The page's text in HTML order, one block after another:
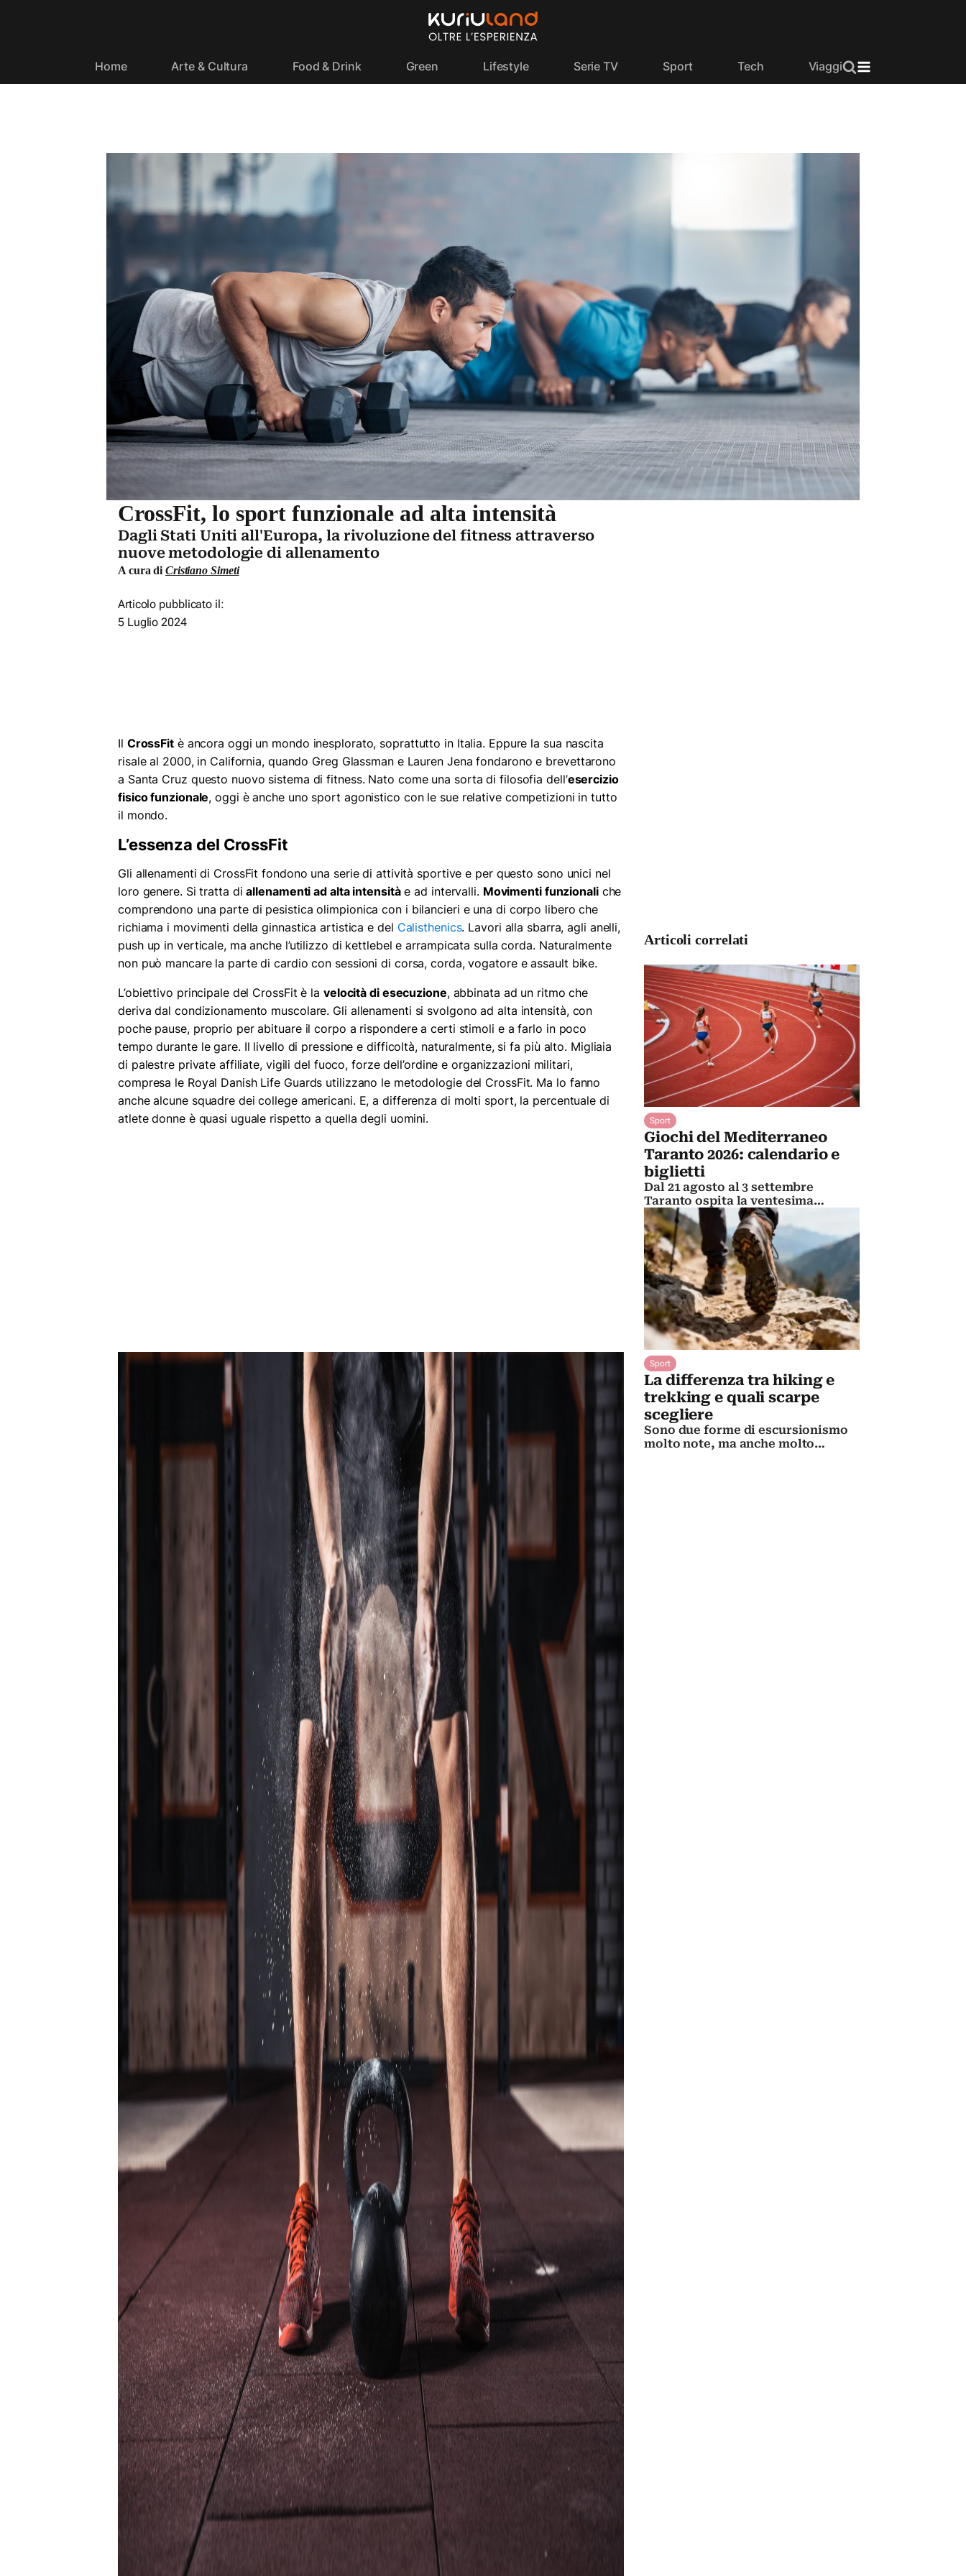
Home Arte & Cultura Food & Drink Green Lifestyle Serie TV Sport Tech Viaggi
CrossFit, lo sport funzionale ad alta intensità
Dagli Stati Uniti all'Europa, la rivoluzione del fitness attraverso
nuove metodologie di allenamento
A cura di Cristiano Simeti
Articolo pubblicato il:
5 Luglio 2024
Il CrossFitè ancora oggi un mondo inesplorato, soprattutto in Italia. Eppure la sua nascita
risale al 2000, in California, quando Greg Glassman e Lauren Jena fondarono e brevettarono
a Santa Cruz questo nuovo sistema di fitness. Nato come una sorta di filosofia dell’esercizio
fisico funzionale, oggi è anche uno sport agonistico con le sue relative competizioni in tutto
il mondo.
L’essenza del CrossFit
Gli allenamenti di CrossFit fondono una serie di attività sportive e per questo sono unici nel
loro genere. Si tratta diallenamenti ad alta intensitàe ad intervalli. Movimenti funzionaliche
comprendono una parte di pesistica olimpionica con i bilancieri e una di corpo libero che
richiama i movimenti della ginnastica artistica e del Calisthenics. Lavori alla sbarra, agli anelli,
push up in verticale, ma anche l’utilizzo di kettlebel e arrampicata sulla corda. Naturalmente
non può mancare la parte di cardio con sessioni di corsa, corda, vogatore e assault bike.
L’obiettivo principale del CrossFit è la velocità di esecuzione, abbinata ad un ritmo che
deriva dal condizionamento muscolare. Gli allenamenti si svolgono ad alta intensità, con
poche pause, proprio per abituare il corpo a rispondere a certi stimoli e a farlo in poco
tempo durante le gare. Il livello di pressione e difficoltà, naturalmente, si fa più alto. Migliaia
di palestre private affiliate, vigili del fuoco, forze dell’ordine e organizzazioni militari,
compresa le Royal Danish Life Guards utilizzano le metodologie del CrossFit. Ma lo fanno
anche alcune squadre dei college americani. E, a differenza di molti sport, la percentuale di
atlete donne è quasi uguale rispetto a quella degli uomini.
Articoli correlati
Sport
Giochi del Mediterraneo
Taranto 2026: calendario e
biglietti
Dal 21 agosto al 3 settembre
Taranto ospita la ventesima
edizione dell'evento sportivo. Ecco
date, programma e biglietti
Sport
La differenza tra hiking e
trekking e quali scarpe
scegliere
Sono due forme di escursionismo
molto note, ma anche molto